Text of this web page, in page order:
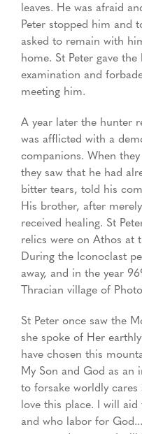
leaves. He was afraid
Peter stopped him and
asked to remain with
home. St Peter gave
examination and
meeting him.
A year later the hunter
was afflicted with a
companions. When they
they saw that he had
bitter tears, told his
His brother, after
received healing. St
relics were on Athos at
During the Iconoclast
away, and in the year
Thracian village of
St Peter once saw the
she spoke of Her
have chosen this
My Son and God as an
to forsake worldly cares
love this place. I will
and who labor for